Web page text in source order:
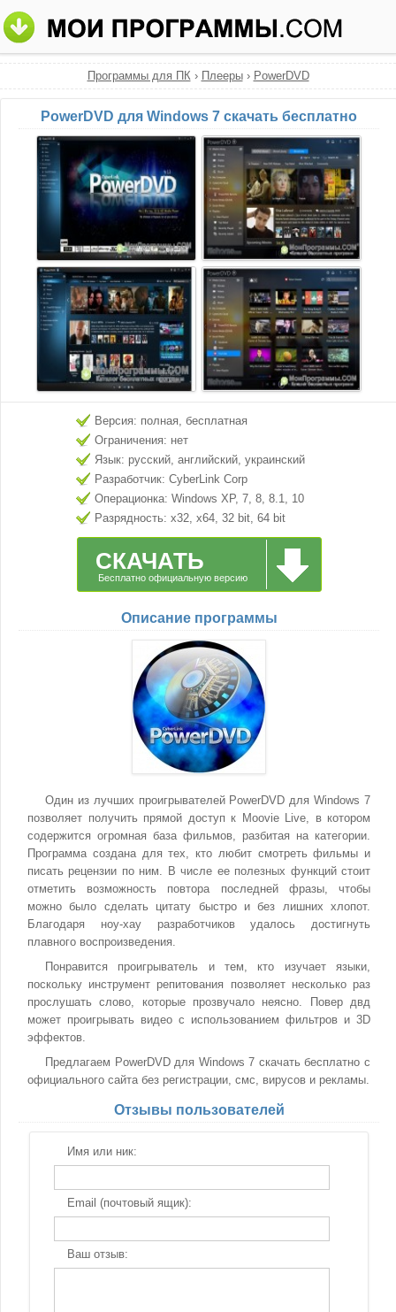
Программы для ПК› Плееры› PowerDVD
PowerDVD для Windows 7 скачать бесплатно
Версия: полная, бесплатная
Ограничения: нет
Язык: русский, английский, украинский
Разработчик: CyberLink Corp
Операционка: Windows XP, 7, 8, 8.1, 10
Разрядность: x32, x64, 32 bit, 64 bit
СКАЧАТЬ
Бесплатно официальную версию
Описание программы
Один из лучших проигрывателей PowerDVD для Windows 7
позволяет получить прямой доступ к Moovie Live, в котором
содержится огромная база фильмов, разбитая на категории.
Программа создана для тех, кто любит смотреть фильмы и
писать рецензии по ним. В числе ее полезных функций стоит
отметить возможность повтора последней фразы, чтобы
можно было сделать цитату быстро и без лишних хлопот.
Благодаря ноу-хау разработчиков удалось достигнуть
плавного воспроизведения.
Понравится проигрыватель и тем, кто изучает языки,
поскольку инструмент репитования позволяет несколько раз
прослушать слово, которые прозвучало неясно. Повер двд
может проигрывать видео с использованием фильтров и 3D
эффектов.
Предлагаем PowerDVD для Windows 7 скачать бесплатно с
официального сайта без регистрации, смс, вирусов и рекламы.
Отзывы пользователей
Имя или ник:
Email (почтовый ящик):
Ваш отзыв: